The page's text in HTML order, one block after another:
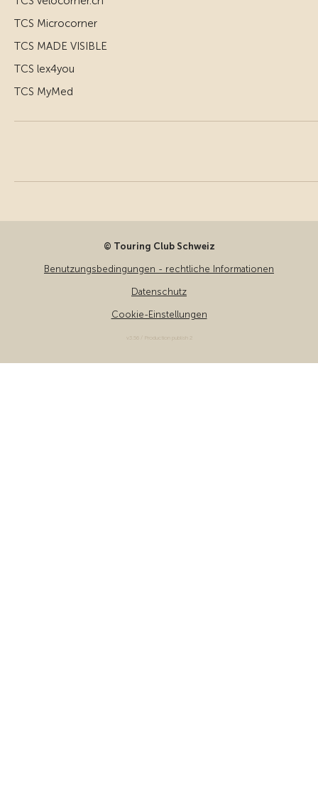
TCS Microcorner
TCS MADE VISIBLE
TCS lex4you
TCS MyMed
© Touring Club Schweiz
Benutzungsbedingungen - rechtliche Informationen
Datenschutz
Cookie-Einstellungen
v3.56 / Production publish 2